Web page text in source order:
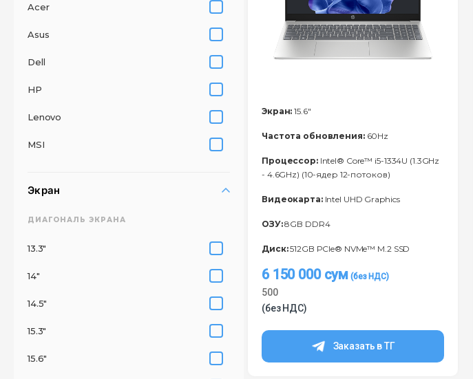
Acer
Asus
Dell
HP
Lenovo
MSI
Экран
ДИАГОНАЛЬ ЭКРАНА
13.3"
14"
14.5"
15.3"
15.6"
Экран: 15.6"
Частота обновления:60Hz
Процессор:Intel® Core™ i5-1334U (1.3GHz
- 4.6GHz) (10-ядер 12-потоков)
Видеокарта:Intel UHD Graphics
ОЗУ:8GB DDR4
Диск:512GB PCIe® NVMe™ M.2 SSD
6 150 000 сум
500
(без НДС)
Заказать в ТГ